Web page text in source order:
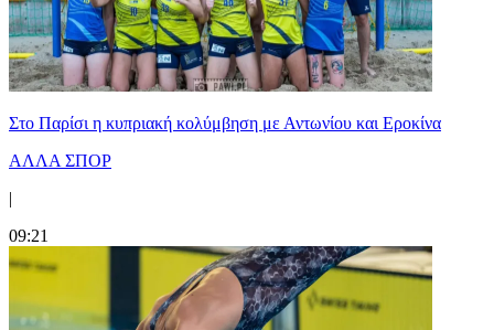
Στο Παρίσι η κυπριακή κολύμβηση με Αντωνίου και Εροκίνα
ΑΛΛΑ ΣΠΟΡ
|
09:21